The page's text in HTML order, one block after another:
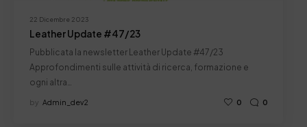
22 Dicembre 2023
Leather Update #47/23
Pubblicata la newsletter Leather Update #47/23
Approfondimenti sulle attività di ricerca, formazione e
ogni altra…
by Admin_dev2 0 0